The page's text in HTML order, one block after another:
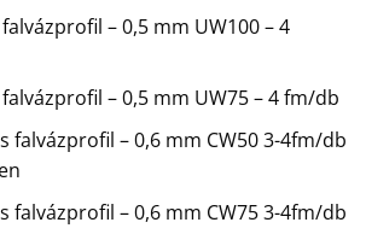
– 0,5 mm UW100 – 4
– 0,5 mm UW75 – 4 fm/db
falvázprofil – 0,6 mm CW50 3-4fm/db
falvázprofil – 0,6 mm CW75 3-4fm/db